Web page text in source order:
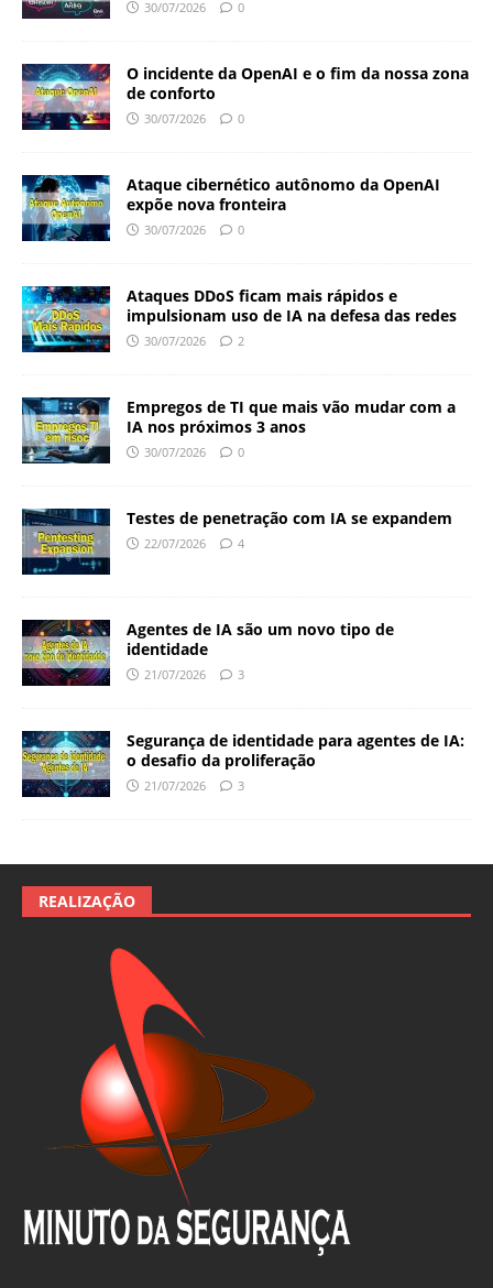
30/07/2026 0
O incidente da OpenAI e o fim da nossa zona
de conforto
30/07/2026 0
Ataque cibernético autônomo da OpenAI
expõe nova fronteira
30/07/2026 0
Ataques DDoS ficam mais rápidos e
impulsionam uso de IA na defesa das redes
30/07/2026 2
Empregos de TI que mais vão mudar com a
IA nos próximos 3 anos
30/07/2026 0
Testes de penetração com IA se expandem
22/07/2026 4
Agentes de IA são um novo tipo de
identidade
21/07/2026 3
Segurança de identidade para agentes de IA:
o desafio da proliferação
21/07/2026 3
REALIZAÇÃO